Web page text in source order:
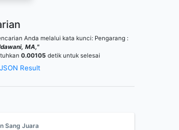
Anda melalui kata kunci: Pengarang :
MA,"
0.00105 detik untuk selesai
JSON Result
Sang Juara